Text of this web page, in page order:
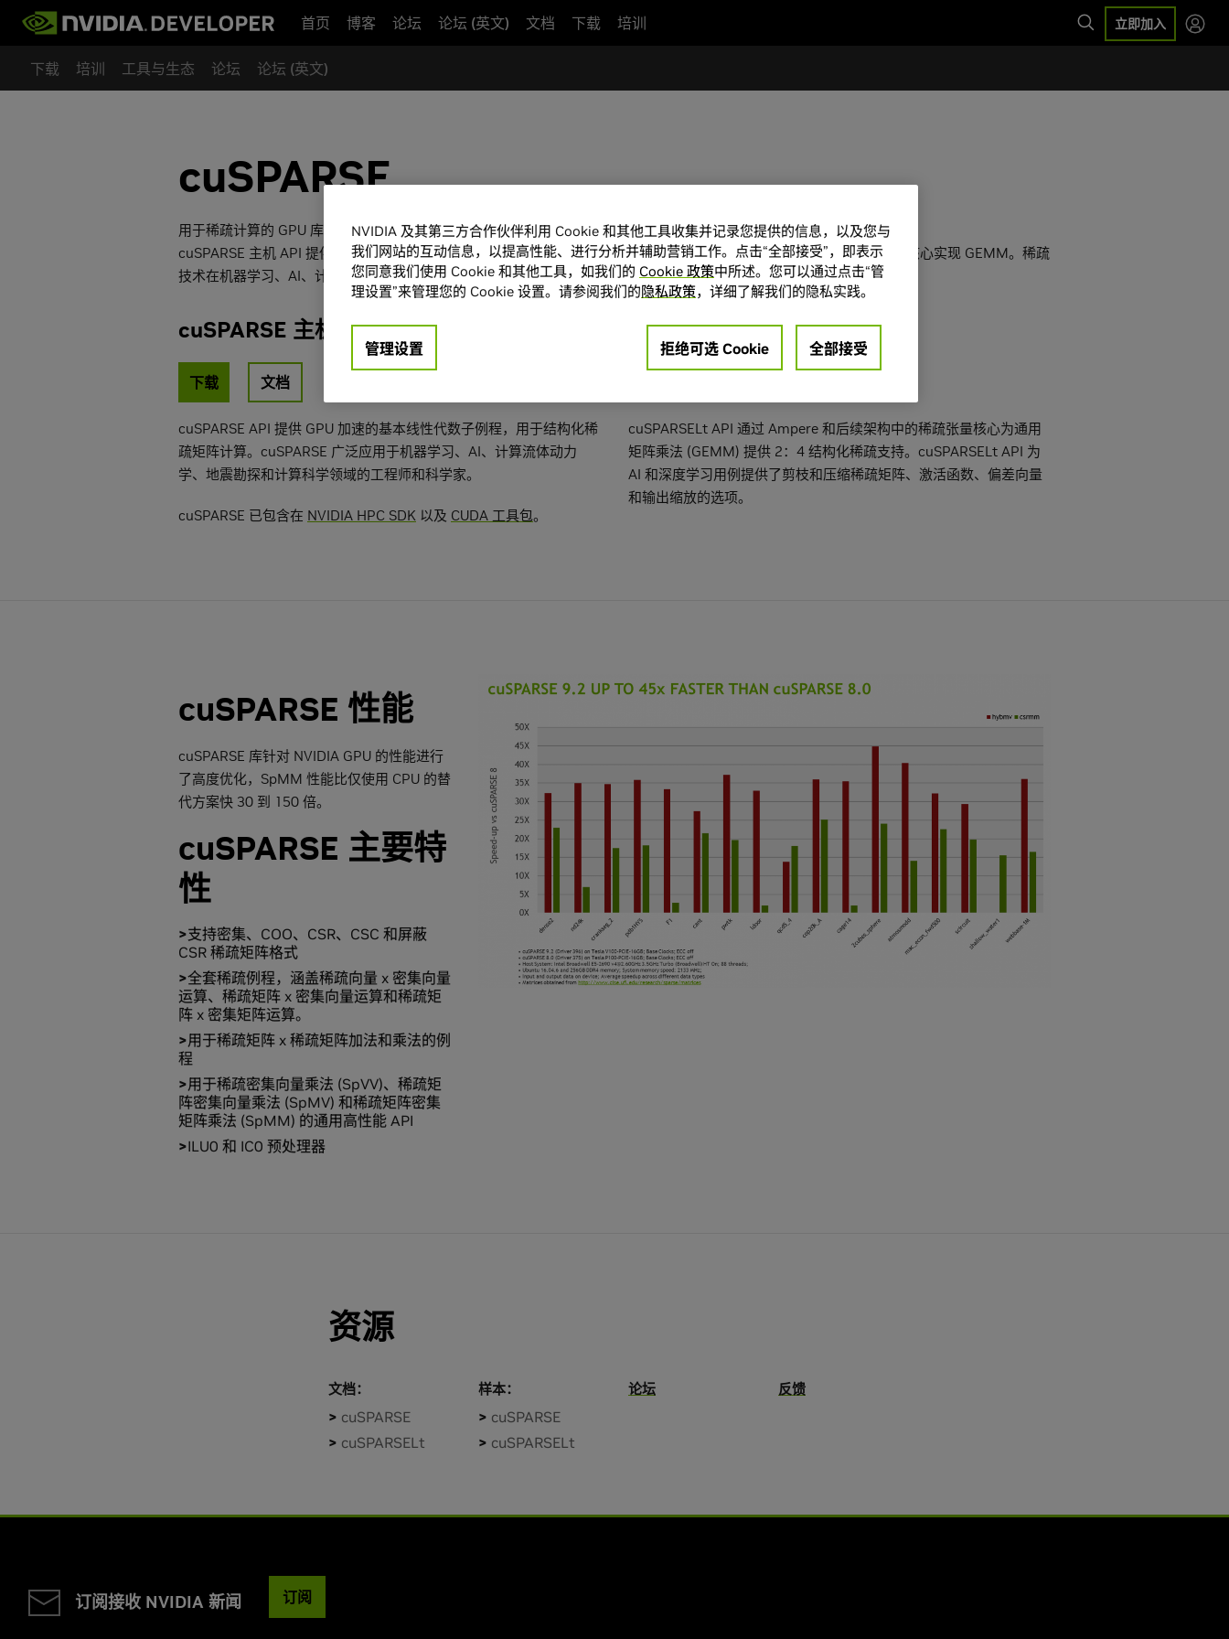
首页 博客 论坛 论坛 (英文) 文档 下载 培训 立即加入
下载 培训 工具与生态 论坛 论坛 (英文)
cuSPARSE
用于稀疏计算的 GPU 库 API。
cuSPARSE 主机 API 提供 GPU 加速的基本线性代数例程，cuSPARSELt 主机 API 提供结构化稀疏支持，可利用稀疏张量核心实现 GEMM。稀疏
技术在机器学习、AI、计算流体动力学、地震勘探和计算科学领域得到广泛应用。
cuSPARSE 主机 API
下载 文档
cuSPARSE API 提供 GPU 加速的基本线性代数子例程，用于结构化稀
疏矩阵计算。cuSPARSE 广泛应用于机器学习、AI、计算流体动力
学、地震勘探和计算科学领域的工程师和科学家。
cuSPARSE 已包含在 NVIDIA HPC SDK 以及 CUDA 工具包。
cuSPARSELt 主机 API
cuSPARSELt API 通过 Ampere 和后续架构中的稀疏张量核心为通用
矩阵乘法 (GEMM) 提供 2：4 结构化稀疏支持。cuSPARSELt API 为
AI 和深度学习用例提供了剪枝和压缩稀疏矩阵、激活函数、偏差向量
和输出缩放的选项。
cuSPARSE 性能
cuSPARSE 库针对 NVIDIA GPU 的性能进行
了高度优化，SpMM 性能比仅使用 CPU 的替
代方案快 30 到 150 倍。
cuSPARSE 主要特
性
支持密集、COO、CSR、CSC 和屏蔽
CSR 稀疏矩阵格式
全套稀疏例程，涵盖稀疏向量 x 密集向量
运算、稀疏矩阵 x 密集向量运算和稀疏矩
阵 x 密集矩阵运算。
用于稀疏矩阵 x 稀疏矩阵加法和乘法的例
程
用于稀疏密集向量乘法 (SpVV)、稀疏矩
阵密集向量乘法 (SpMV) 和稀疏矩阵密集
矩阵乘法 (SpMM) 的通用高性能 API
ILU0 和 IC0 预处理器
资源
文档：
cuSPARSE
cuSPARSELt
样本：
cuSPARSE
cuSPARSELt
论坛 反馈
订阅接收 NVIDIA 新闻 订阅
NVIDIA 及其第三方合作伙伴利用 Cookie 和其他工具收集并记录您提供的信息，以及您与
我们网站的互动信息，以提高性能、进行分析并辅助营销工作。点击“全部接受”，即表示
您同意我们使用 Cookie 和其他工具，如我们的 Cookie 政策中所述。您可以通过点击“管
理设置”来管理您的 Cookie 设置。请参阅我们的隐私政策，详细了解我们的隐私实践。
管理设置 拒绝可选 Cookie 全部接受